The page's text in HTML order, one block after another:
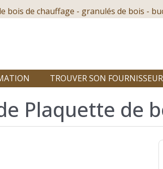
bois de chauffage - granulés de bois -
TROUVER SON FOURNISSEUR
Plaquette de